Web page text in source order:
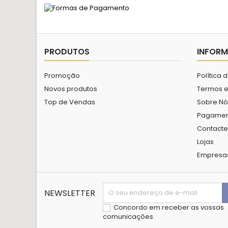
PRODUTOS
Promoção
Novos produtos
Top de Vendas
Política
Termos
Sobre
Lojas
NEWSLETTER
Concordo em receber as vossas
comunicações.